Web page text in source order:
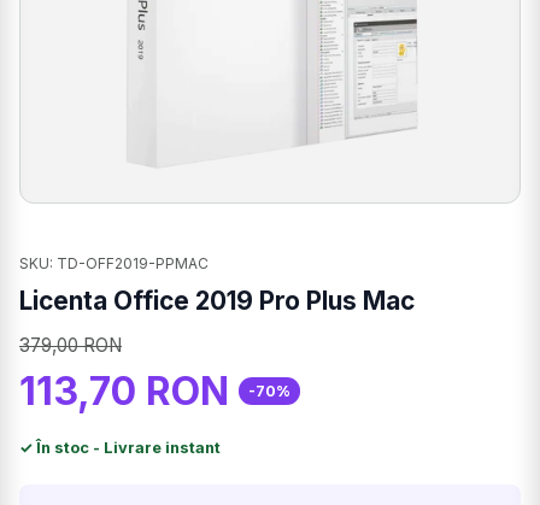
SKU: TD-OFF2019-PPMAC
Licenta Office 2019 Pro Plus Mac
379,00 RON
113,70 RON -70%
✓ În stoc - Livrare instant